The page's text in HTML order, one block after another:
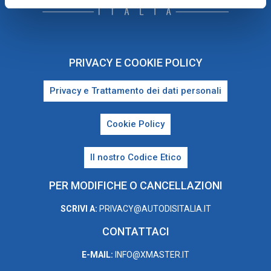
PRIVACY E COOKIE POLICY
Privacy e Trattamento dei dati personali
Cookie Policy
Il nostro Codice Etico
PER MODIFICHE O CANCELLAZIONI
SCRIVI A: PRIVACY@AUTODISITALIA.IT
CONTATTACI
E-MAIL: INFO@XMASTER.IT